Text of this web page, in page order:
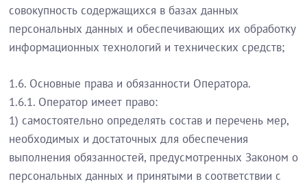
совокупность содержащихся в базах данных
персональных данных и обеспечивающих их обработку
информационных технологий и технических средств;
1.6. Основные права и обязанности Оператора.
1.6.1. Оператор имеет право:
1) самостоятельно определять состав и перечень мер,
необходимых и достаточных для обеспечения
выполнения обязанностей, предусмотренных Законом о
персональных данных и принятыми в соответствии с